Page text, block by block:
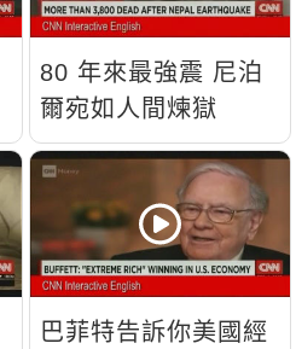
80 年來最強震 尼泊
爾宛如人間煉獄
巴菲特告訴你美國經